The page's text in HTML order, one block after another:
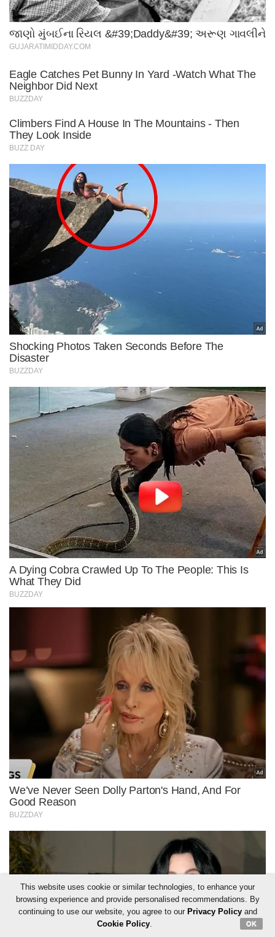
This website uses cookie or similar technologies, to enhance your
browsing experience and provide personalised recommendations. By
continuing to use our website, you agree to our Privacy Policyand
Cookie Policy. OK